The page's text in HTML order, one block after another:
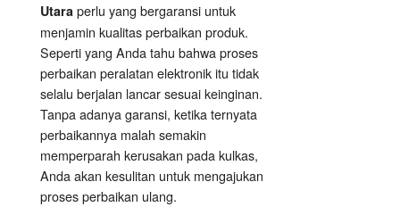
Utara perlu yang bergaransi untuk
menjamin kualitas perbaikan produk.
Seperti yang Anda tahu bahwa proses
perbaikan peralatan elektronik itu tidak
selalu berjalan lancar sesuai keinginan.
Tanpa adanya garansi, ketika ternyata
perbaikannya malah semakin
memperparah kerusakan pada kulkas,
Anda akan kesulitan untuk mengajukan
proses perbaikan ulang.